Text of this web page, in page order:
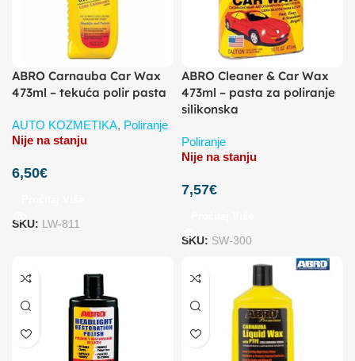
ABRO Carnauba Car Wax
473ml – tekuća polir pasta
AUTO KOZMETIKA, Poliranje
Nije na stanju
6,50€
SKU: LW-811
ABRO Cleaner & Car Wax
473ml – pasta za poliranje
silikonska
Poliranje
Nije na stanju
7,57€
SKU: SW-300